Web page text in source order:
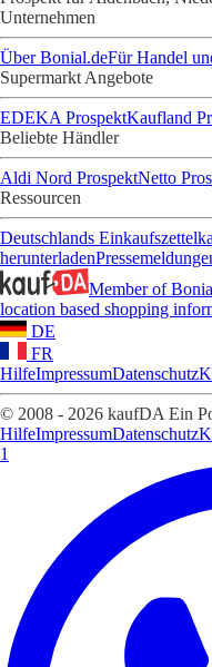
Unternehmen
Über Bonial.deFür Handel
Supermarkt Angebote
EDEKA ProspektKaufland
Beliebte Händler
Aldi Nord ProspektNetto
Ressourcen
Deutschlands Einkaufszettel
herunterladen
Member of
location based shopping
DE
FR
HilfeImpressumDatenschutz
© 2008 - 2026 kaufDA Ein
HilfeImpressumDatenschutz
1